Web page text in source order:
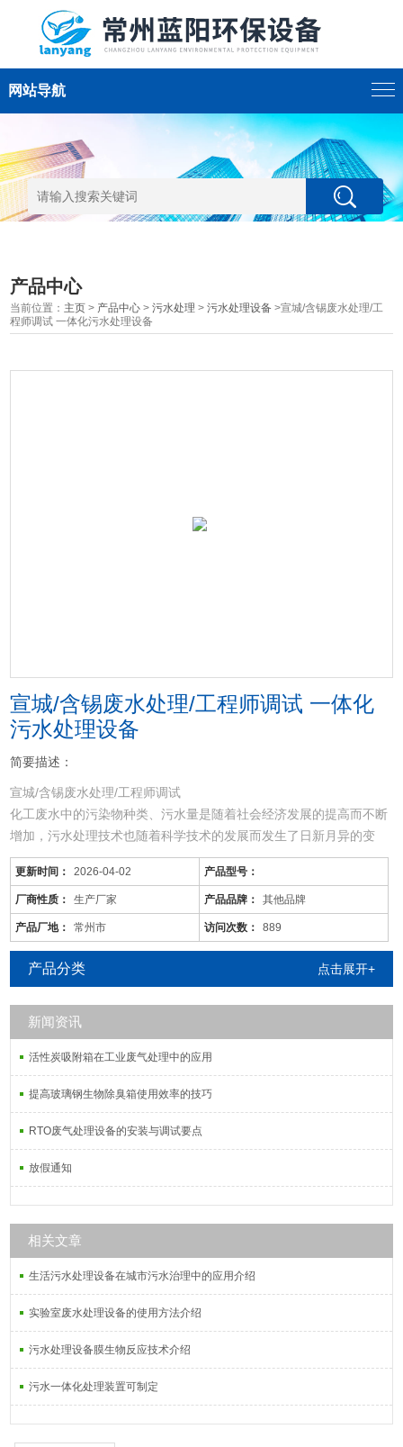
网站导航
产品中心
当前位置： 主页 > 产品中心 >污水处理 >污水处理设备 >宣城/含锡废水处理/工
程师调试 一体化污水处理设备
宣城/含锡废水处理/工程师调试 一体化
污水处理设备
简要描述：
宣城/含锡废水处理/工程师调试
化工废水中的污染物种类、污水量是随着社会经济发展的提高而不断
增加，污水处理技术也随着科学技术的发展而发生了日新月异的变
化，同时，旧的污水处理技术也不断被革新和发展着。尤其现在的化
工废水中的污染物是多种多样的，往往用一种工艺是不能将废水中所
有的污染物去除殆尽的。用物化工艺将化工废水处理到排放标准难度
很大，而且运行成本较高；化工废水含较多的难降解有机物，可生化
性差，而
更新时间： 2026-04-02 产品型号：
厂商性质： 生产厂家 产品品牌： 其他品牌
产品厂地： 常州市 访问次数： 889
产品分类 点击展开+
新闻资讯
活性炭吸附箱在工业废气处理中的应用
提高玻璃钢生物除臭箱使用效率的技巧
RTO废气处理设备的安装与调试要点
放假通知
相关文章
生活污水处理设备在城市污水治理中的应用介绍
实验室废水处理设备的使用方法介绍
污水处理设备膜生物反应技术介绍
污水一体化处理装置可制定